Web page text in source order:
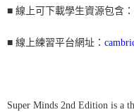
■ 線上可下載學生資源包含
■ 線上練習平台網址：
Super Minds 2nd Edition is a